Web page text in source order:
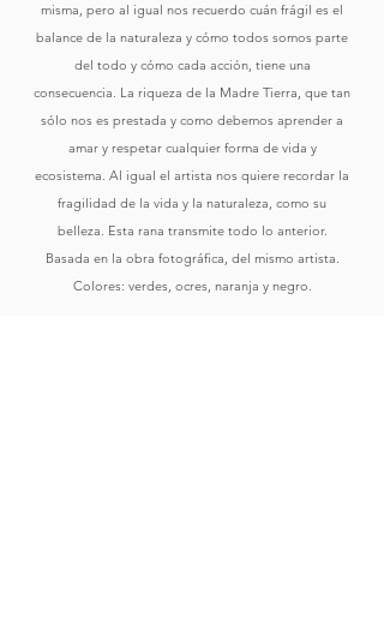
misma, pero al igual nos recuerdo cuán frágil es el
balance de la naturaleza y cómo todos somos parte
del todo y cómo cada acción, tiene una
consecuencia. La riqueza de la Madre Tierra, que tan
sólo nos es prestada y como debemos aprender a
amar y respetar cualquier forma de vida y
ecosistema. Al igual el artista nos quiere recordar la
fragilidad de la vida y la naturaleza, como su
belleza. Esta rana transmite todo lo anterior.
Basada en la obra fotográfica, del mismo artista.
Colores: verdes, ocres, naranja y negro.